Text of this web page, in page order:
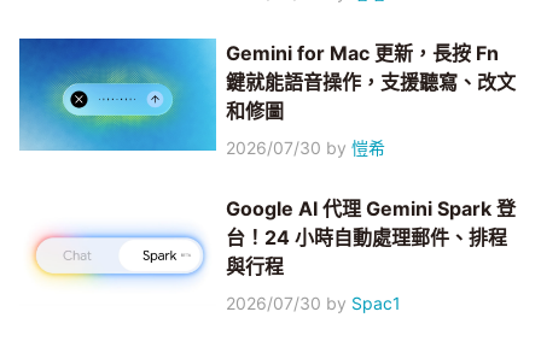
Gemini for Mac 更新，長按 Fn
鍵就能語音操作，支援聽寫、改文
和修圖
2026/07/30 by愷希
Google AI 代理 Gemini Spark 登
台！24 小時自動處理郵件、排程
與行程
2026/07/30 by Spac1